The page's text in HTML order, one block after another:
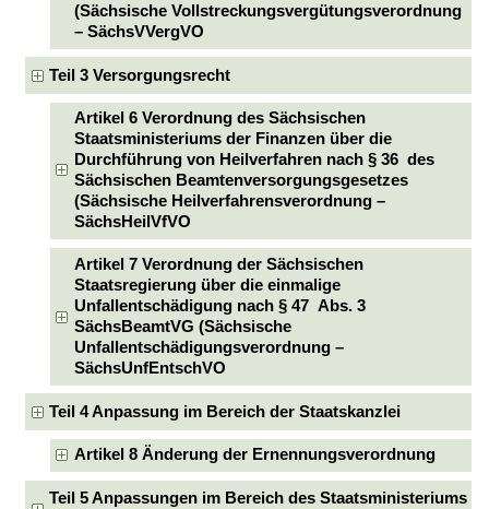
(Sächsische Vollstreckungsvergütungsverordnung
– SächsVVergVO
Teil 3 Versorgungsrecht
Artikel 6 Verordnung des Sächsischen
Staatsministeriums der Finanzen über die
Durchführung von Heilverfahren nach § 36 des
Sächsischen Beamtenversorgungsgesetzes
(Sächsische Heilverfahrensverordnung –
SächsHeilVfVO
Artikel 7 Verordnung der Sächsischen
Staatsregierung über die einmalige
Unfallentschädigung nach § 47 Abs. 3
SächsBeamtVG (Sächsische
Unfallentschädigungsverordnung –
SächsUnfEntschVO
Teil 4 Anpassung im Bereich der Staatskanzlei
Artikel 8 Änderung der Ernennungsverordnung
Teil 5 Anpassungen im Bereich des Staatsministeriums